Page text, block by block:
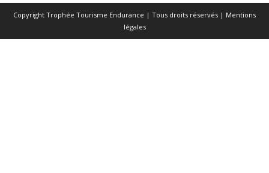
Copyright Trophée Tourisme Endurance | Tous droits réservés | Mentions
légales